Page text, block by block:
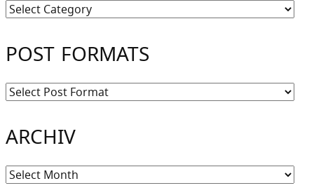
Kategorien
POST FORMATS
ARCHIV
Archiv